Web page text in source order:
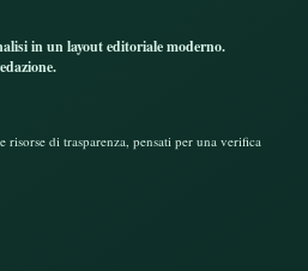
in un layout editoriale moderno.
di trasparenza, pensati per una verifica